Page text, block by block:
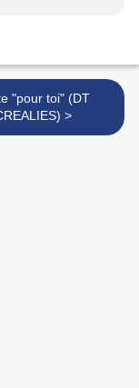
"pour toi" (DT
CREALIES) >